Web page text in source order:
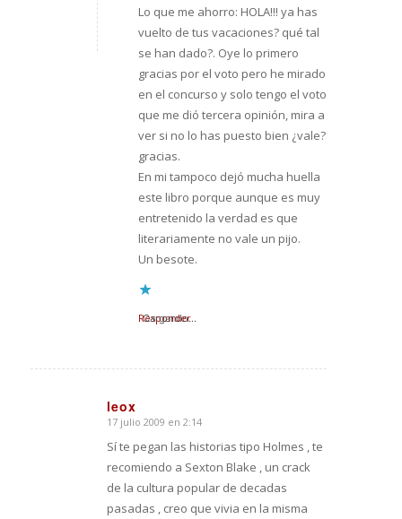
Lo que me ahorro: HOLA!!! ya has
vuelto de tus vacaciones? qué tal
se han dado?. Oye lo primero
gracias por el voto pero he mirado
en el concurso y solo tengo el voto
que me dió tercera opinión, mira a
ver si no lo has puesto bien ¿vale?
gracias.
En mi tampoco dejó mucha huella
este libro porque aunque es muy
entretenido la verdad es que
literariamente no vale un pijo.
Un besote.
Cargando...
Responder
leox
Dice:
17 julio 2009 en 2:14
Sí te pegan las historias tipo Holmes , te
recomiendo a Sexton Blake , un crack
de la cultura popular de decadas
pasadas , creo que vivia en la misma